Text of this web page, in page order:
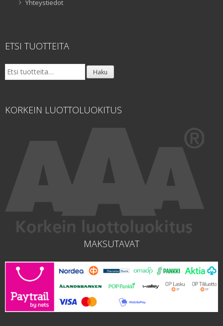
Yhteystiedot
ETSI TUOTTEITA
Etsi: Haku
KORKEIN LUOTTOLUOKITUS
MAKSUTAVAT